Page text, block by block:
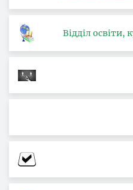
Відділ освіти,